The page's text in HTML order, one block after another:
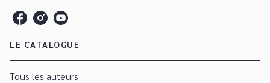
LE CATALOGUE
Tous les auteurs